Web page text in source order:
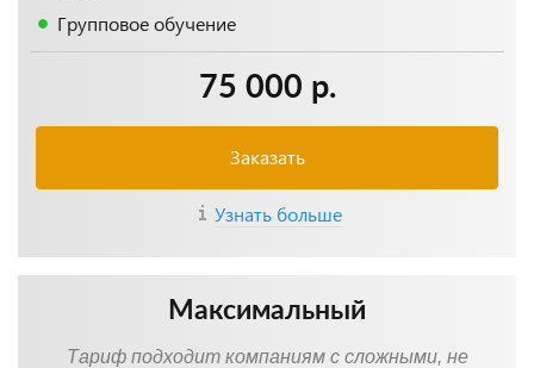
Групповое обучение
75 000 р.
Заказать
Узнать больше
Максимальный
Тариф подходит компаниям с сложными, не